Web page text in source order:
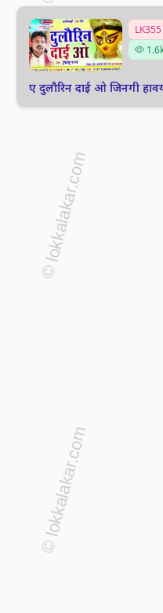
LK355
ए दुलौरिन दाई ओ जिनगी